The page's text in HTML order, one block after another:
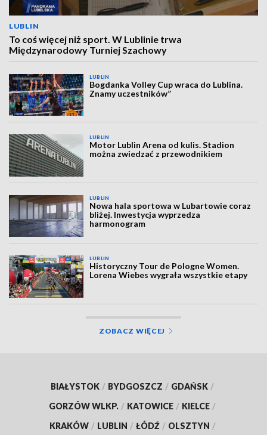
LUBLIN
To coś więcej niż sport. W Lublinie trwa
Międzynarodowy Turniej Szachowy
LUBLIN
Bogdanka Volley Cup wraca do Lublina.
Znamy uczestników”
LUBLIN
Motor Lublin Arena od kulis. Stadion
można zwiedzać z przewodnikiem
LUBLIN
Nowa hala sportowa w Lubartowie coraz
bliżej. Inwestycja wyprzedza
harmonogram
LUBLIN
Historyczny Tour de Pologne Women.
Lorena Wiebes wygrała wszystkie etapy
ZOBACZ WIĘCEJ
BIAŁYSTOK / BYDGOSZCZ / GDAŃSK /
GORZÓW WLKP. / KATOWICE / KIELCE /
KRAKÓW / LUBLIN / ŁÓDŹ / OLSZTYN /